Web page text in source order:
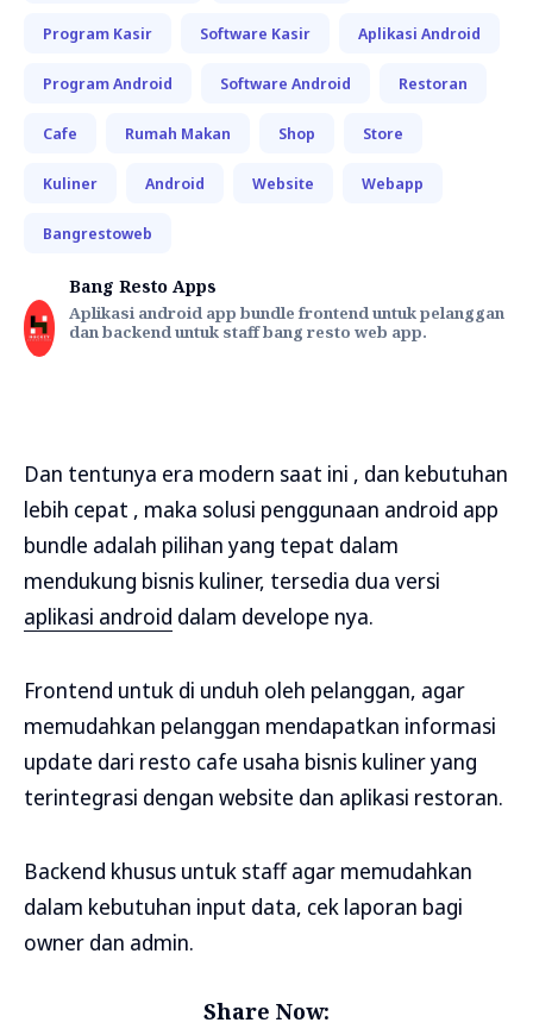
Program Kasir Software Kasir Aplikasi Android
Program Android Software Android Restoran
Cafe Rumah Makan Shop Store
Kuliner Android Website Webapp
Bangrestoweb
Bang Resto Apps
Aplikasi android app bundle frontend untuk pelanggan
dan backend untuk staff bang resto web app.
Dan tentunya era modern saat ini , dan kebutuhan
lebih cepat , maka solusi penggunaan android app
bundle adalah pilihan yang tepat dalam
mendukung bisnis kuliner, tersedia dua versi
aplikasi android dalam develope nya.
Frontend untuk di unduh oleh pelanggan, agar
memudahkan pelanggan mendapatkan informasi
update dari resto cafe usaha bisnis kuliner yang
terintegrasi dengan website dan aplikasi restoran.
Backend khusus untuk staff agar memudahkan
dalam kebutuhan input data, cek laporan bagi
owner dan admin.
Share Now: